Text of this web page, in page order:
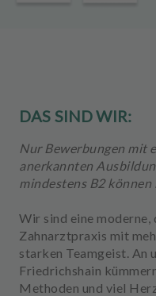
DAS SIND WIR:
Nur Bewerbungen mit
anerkannten
mindestens B2
Wir sind eine
Zahnarztpraxis mit
starken Teamgeist. An
Friedrichshain
Methoden und viel